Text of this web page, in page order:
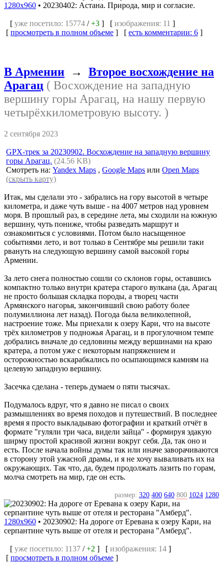
1280x960 • 20230402: Астана. Природа, мир и согласие.
[ уже посетило: 15774 /+3 ] [ изображения: 11 ]
[ просмотреть в полном объеме ] [ есть комментарии: 6 ]
В Армении → Второе восхождение на
Арагац ( Восхождение на западную
вершину горы Арагац, на нашу первую
четырёхкилометровую высоту. )
2 сентября 2023
GPX-трек за 20230902. Восхождение на западную вершину
горы Арагац. (24.56 KB)
Смотреть на:Yandex Maps ,Google Maps илиOpen Maps
(скрыть карту)
Итак, мы сделали это - забрались на гору высотой в четыре
километра, и даже чуть выше - на 4007 метров над уровнем
моря. В прошлый раз, в середине лета, мы сходили на южную
вершину, чуть пониже, чтобы разведать маршрут и
ознакомиться с условиями. Потом было насыщенное
событиями лето, и вот только в Сентябре мы решили таки
рвануть на следующую вершину самой высокой горы
Армении.
За лето снега полностью сошли со склонов горы, оставшись
компактно только внутри кратера старого вулкана (да, Арагац
не просто большая складка породы, а творец части
Армянского нагорья, закончивший свою работу более
полумиллиона лет назад). Погода была великолепной,
настроение тоже. Мы приехали к озеру Кари, что на высоте
трёх километров у подножья Арагац, и в прогулочном темпе
добрались вначале до седловины между вершинами на краю
кратера, а потом уже с некоторым напряжением и
осторожностью вскарабкались по осыпающимся камням на
целевую западную вершину.
Засечка сделана - теперь думаем о пяти тысячах.
Подумалось вдруг, что я давно не писал о своих
размышлениях во время походов и путешествий. В последнее
время я просто выкладываю фотографии и краткий отчёт в
формате "гуляли три часа, видели зайца" - формируя эдакую
ширму простой красивой жизни вокруг себя. Да, так оно и
есть. После начала войны думы так или иначе заворачиваются
в сторону этой ужасной драмы, и я не хочу вываливать их на
окружающих. Так что, да, будем продолжать лазить по горам,
молча смотреть на мир, где он есть.
размер: 320 400 640 800 1024 1280
1280x960 • 20230902: На дороге от Еревана к озеру Кари, на
серпантине чуть выше от отеля и ресторана "Амберд".
[ уже посетило: 1137 /+2 ] [ изображения: 14 ]
[ просмотреть в полном объеме ]